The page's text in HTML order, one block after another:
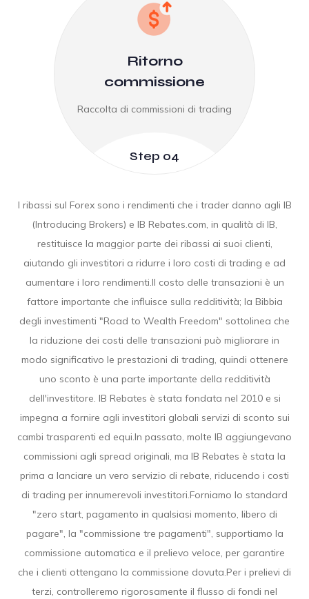
Ritorno
commissione
Raccolta di commissioni di trading
Step 04
I ribassi sul Forex sono i rendimenti che i trader danno agli IB
(Introducing Brokers) e IB Rebates.com, in qualità di IB,
restituisce la maggior parte dei ribassi ai suoi clienti,
aiutando gli investitori a ridurre i loro costi di trading e ad
aumentare i loro rendimenti.Il costo delle transazioni è un
fattore importante che influisce sulla redditività; la Bibbia
degli investimenti "Road to Wealth Freedom" sottolinea che
la riduzione dei costi delle transazioni può migliorare in
modo significativo le prestazioni di trading, quindi ottenere
uno sconto è una parte importante della redditività
dell'investitore. IB Rebates è stata fondata nel 2010 e si
impegna a fornire agli investitori globali servizi di sconto sui
cambi trasparenti ed equi.In passato, molte IB aggiungevano
commissioni agli spread originali, ma IB Rebates è stata la
prima a lanciare un vero servizio di rebate, riducendo i costi
di trading per innumerevoli investitori.Forniamo lo standard
"zero start, pagamento in qualsiasi momento, libero di
pagare", la "commissione tre pagamenti", supportiamo la
commissione automatica e il prelievo veloce, per garantire
che i clienti ottengano la commissione dovuta.Per i prelievi di
terzi, controlleremo rigorosamente il flusso di fondi nel